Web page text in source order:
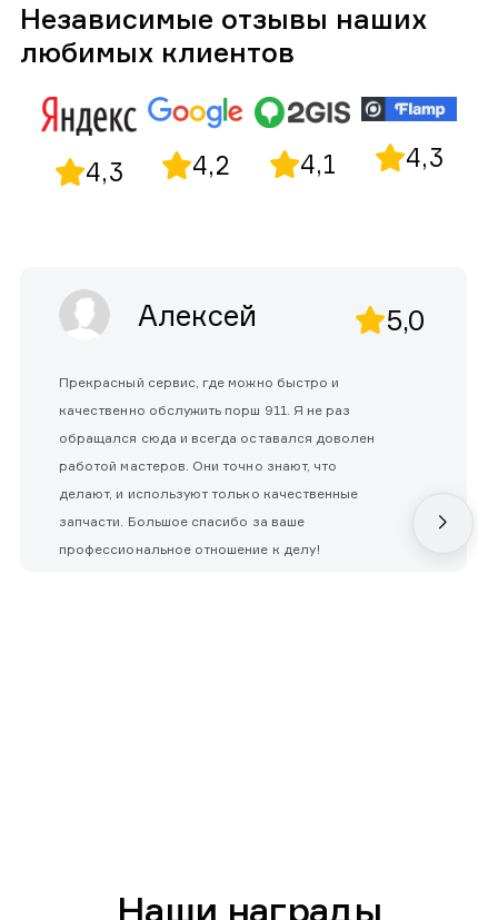
Независимые отзывы наших
любимых клиентов
4,3 4,2 4,1 4,3
Алексей 5,0
Прекрасный сервис, где можно быстро и
качественно обслужить порш 911. Я не раз
обращался сюда и всегда оставался доволен
работой мастеров. Они точно знают, что
делают, и используют только качественные
запчасти. Большое спасибо за ваше
профессиональное отношение к делу!
Наши награды